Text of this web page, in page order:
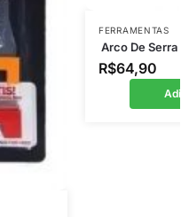
FERRAMENTAS
Arco De
R$64,90